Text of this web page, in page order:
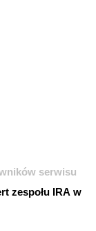
serwisu